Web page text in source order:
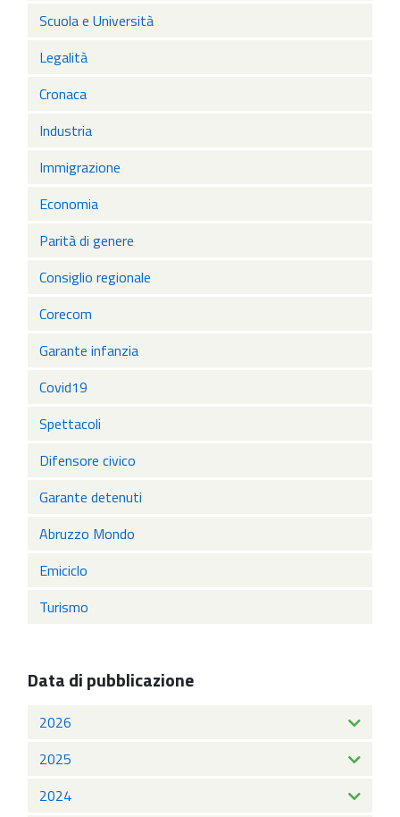
Scuola e Università
Legalità
Cronaca
Industria
Immigrazione
Economia
Parità di genere
Consiglio regionale
Corecom
Garante infanzia
Covid19
Spettacoli
Difensore civico
Garante detenuti
Abruzzo Mondo
Emiciclo
Turismo
Data di pubblicazione
2026
2025
2024